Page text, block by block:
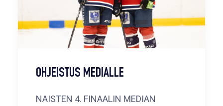
OHJEISTUS MEDIALLE
NAISTEN 4. FINAALIN MEDIAN